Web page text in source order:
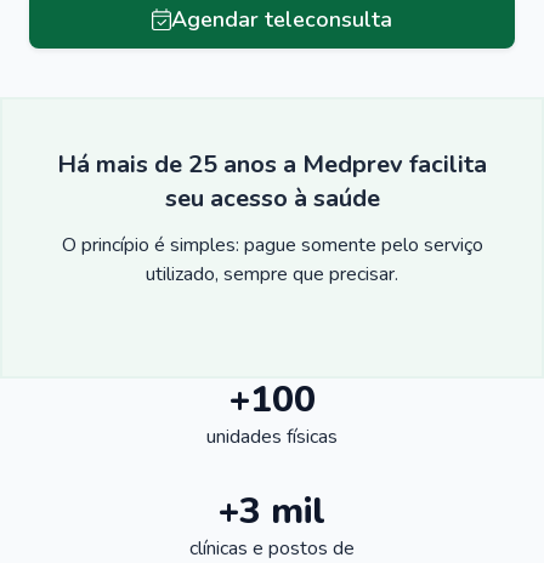
Agendar teleconsulta
Há mais de 25 anos a Medprev facilita
seu acesso à saúde
O princípio é simples: pague somente pelo serviço
utilizado, sempre que precisar.
+100
unidades físicas
+3 mil
clínicas e postos de